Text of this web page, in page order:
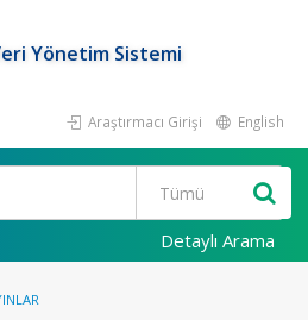
Yönetim Sistemi
Araştırmacı Girişi English
Detaylı Arama